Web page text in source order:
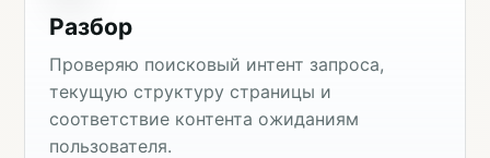
Разбор
Проверяю поисковый интент запроса,
текущую структуру страницы и
соответствие контента ожиданиям
пользователя.